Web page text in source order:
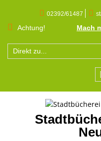
content
02392/61487
Achtung! Mach
Direkt zu...